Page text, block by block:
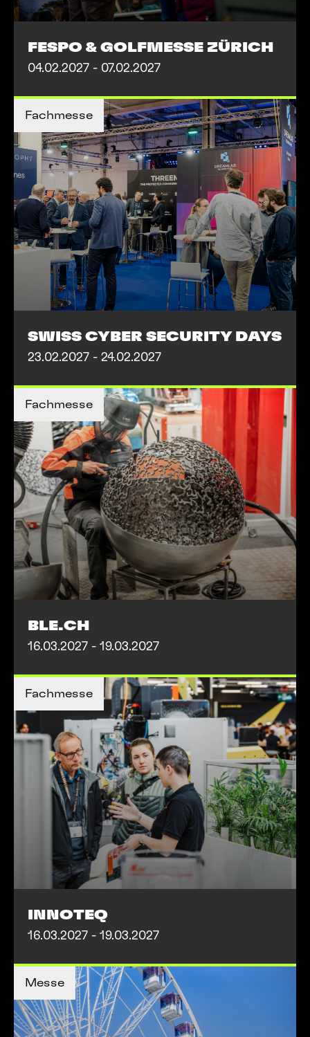
FESPO & GOLFMESSE ZÜRICH
04.02.2027 - 07.02.2027
Fachmesse
TICKETS KAUFEN
MEHR INFOS
MEHR INFOS
SWISS CYBER SECURITY DAYS
23.02.2027 - 24.02.2027
Fachmesse
MEHR INFOS
MEHR INFOS
BLE.CH
16.03.2027 - 19.03.2027
Fachmesse
MEHR INFOS
MEHR INFOS
INNOTEQ
16.03.2027 - 19.03.2027
Messe
MEHR INFOS
MEHR INFOS